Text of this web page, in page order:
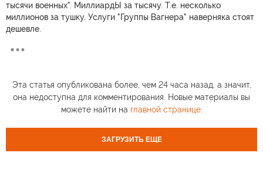
тысячи военных". МиллиардЫ за тысячу. Т.е. несколько
миллионов за тушку. Услуги "Группы Вагнера" наверняка стоят
дешевле.
Эта статья опубликована более, чем 24 часа назад, а значит,
она недоступна для комментирования. Новые материалы вы
можете найти на главной странице.
ЗАГРУЗИТЬ ЕЩЕ